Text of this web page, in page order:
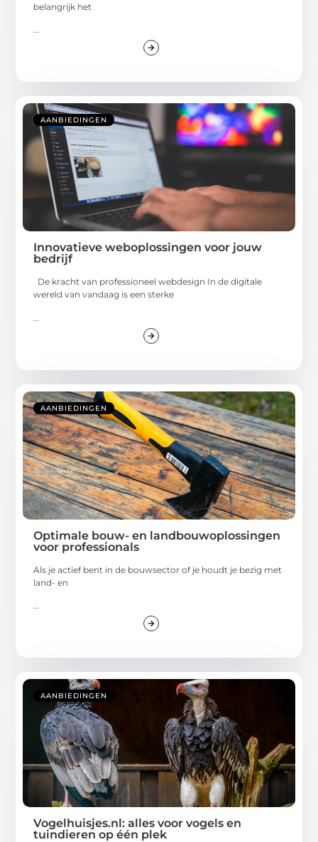
belangrijk het
...
AANBIEDINGEN
Innovatieve weboplossingen voor jouw
bedrijf
De kracht van professioneel webdesign In de digitale
wereld van vandaag is een sterke
AANBIEDINGEN
Optimale bouw- en landbouwoplossingen
voor professionals
Als je actief bent in de bouwsector of je houdt je bezig met
land- en
AANBIEDINGEN
Vogelhuisjes.nl: alles voor vogels en
tuindieren op één plek